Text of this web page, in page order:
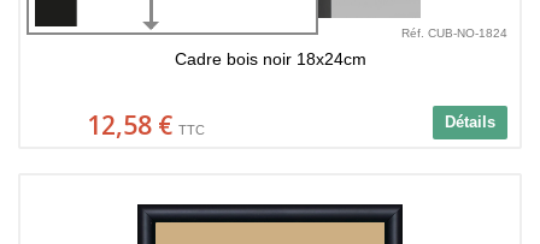
Réf. CUB-NO-1824
Cadre bois noir 18x24cm
Détails
12,58 € TTC